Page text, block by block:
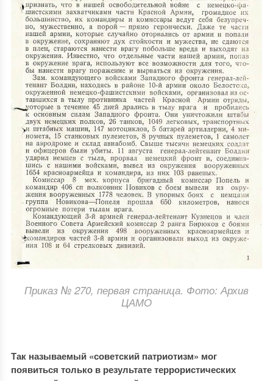
Приказ № 270, первая страница. Фото: Архив
ЦАМО
Так называемый «советский патриотизм» мог
появиться только в результате террористических